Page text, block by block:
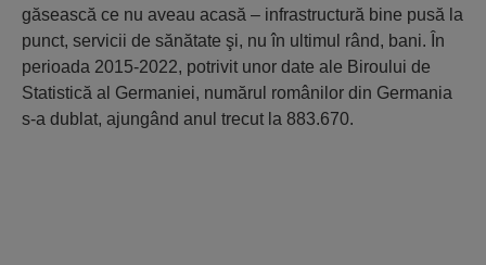
găsească ce nu aveau acasă – infrastructură bine pusă la
punct, servicii de sănătate şi, nu în ultimul rând, bani. În
perioada 2015-2022, potrivit unor date ale Biroului de
Statistică al Germaniei, numărul românilor din Germania
s-a dublat, ajungând anul trecut la 883.670.